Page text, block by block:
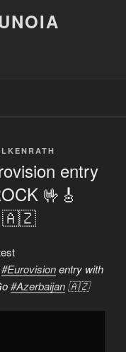
entry
🤟🎸
🇦🇿
#Eurovisionentry with
#Azerbaijan🇦🇿